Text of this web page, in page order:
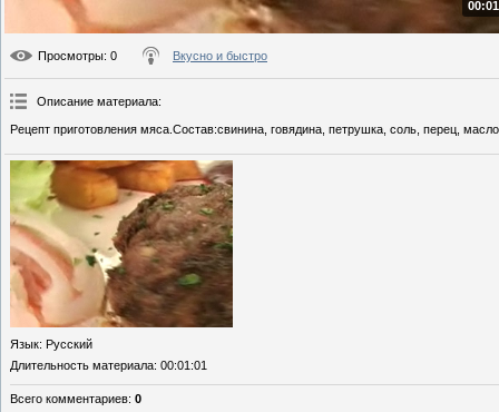
Просмотры: 0 Вкусно и быстро
Описание материала:
Рецепт приготовления мяса.Состав:свинина, говядина, петрушка, соль, перец,
Язык: Русский
Длительность материала: 00:01:01
Всего комментариев: 0